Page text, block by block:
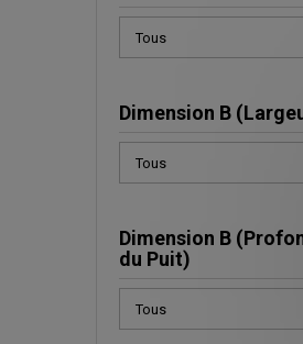
Dimension B
Dimension B
du Puit)